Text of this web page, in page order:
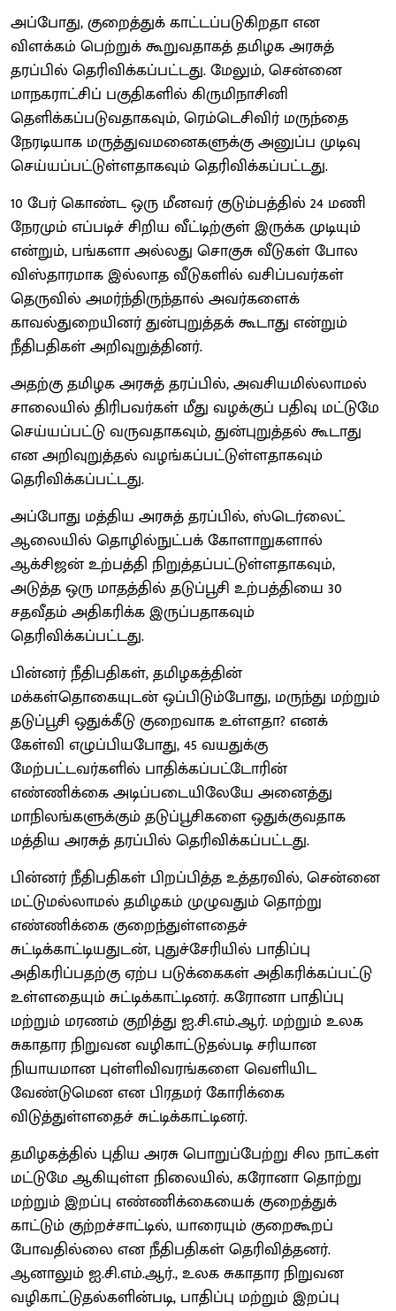
அப்போது, குறைத்துக் காட்டப்படுகிறதா என
விளக்கம் பெற்றுக் கூறுவதாகத் தமிழக அரசுத்
தரப்பில் தெரிவிக்கப்பட்டது. மேலும், சென்னை
மாநகராட்சிப் பகுதிகளில் கிருமிநாசினி
தெளிக்கப்படுவதாகவும், ரெம்டெசிவிர் மருந்தை
நேரடியாக மருத்துவமனைகளுக்கு அனுப்ப முடிவு
செய்யப்பட்டுள்ளதாகவும் தெரிவிக்கப்பட்டது.
10 பேர் கொண்ட ஒரு மீனவர் குடும்பத்தில் 24 மணி
நேரமும் எப்படிச் சிறிய வீட்டிற்குள் இருக்க முடியும்
என்றும், பங்களா அல்லது சொகுசு வீடுகள் போல
விஸ்தாரமாக இல்லாத வீடுகளில் வசிப்பவர்கள்
தெருவில் அமர்ந்திருந்தால் அவர்களைக்
காவல்துறையினர் துன்புறுத்தக் கூடாது என்றும்
நீதிபதிகள் அறிவுறுத்தினர்.
அதற்கு தமிழக அரசுத் தரப்பில், அவசியமில்லாமல்
சாலையில் திரிபவர்கள் மீது வழக்குப் பதிவு மட்டுமே
செய்யப்பட்டு வருவதாகவும், துன்புறுத்தல் கூடாது
என அறிவுறுத்தல் வழங்கப்பட்டுள்ளதாகவும்
தெரிவிக்கப்பட்டது.
அப்போது மத்திய அரசுத் தரப்பில், ஸ்டெர்லைட்
ஆலையில் தொழில்நுட்பக் கோளாறுகளால்
ஆக்சிஜன் உற்பத்தி நிறுத்தப்பட்டுள்ளதாகவும்,
அடுத்த ஒரு மாதத்தில் தடுப்பூசி உற்பத்தியை 30
சதவீதம் அதிகரிக்க இருப்பதாகவும்
தெரிவிக்கப்பட்டது.
பின்னர் நீதிபதிகள், தமிழகத்தின்
மக்கள்தொகையுடன் ஒப்பிடும்போது, மருந்து மற்றும்
தடுப்பூசி ஒதுக்கீடு குறைவாக உள்ளதா? எனக்
கேள்வி எழுப்பியபோது, 45 வயதுக்கு
மேற்பட்டவர்களில் பாதிக்கப்பட்டோரின்
எண்ணிக்கை அடிப்படையிலேயே அனைத்து
மாநிலங்களுக்கும் தடுப்பூசிகளை ஒதுக்குவதாக
மத்திய அரசுத் தரப்பில் தெரிவிக்கப்பட்டது.
பின்னர் நீதிபதிகள் பிறப்பித்த உத்தரவில், சென்னை
மட்டுமல்லாமல் தமிழகம் முழுவதும் தொற்று
எண்ணிக்கை குறைந்துள்ளதைச்
சுட்டிக்காட்டியதுடன், புதுச்சேரியில் பாதிப்பு
அதிகரிப்பதற்கு ஏற்ப படுக்கைகள் அதிகரிக்கப்பட்டு
உள்ளதையும் சுட்டிக்காட்டினர். கரோனா பாதிப்பு
மற்றும் மரணம் குறித்து ஐ.சி.எம்.ஆர். மற்றும் உலக
சுகாதார நிறுவன வழிகாட்டுதல்படி சரியான
நியாயமான புள்ளிவிவரங்களை வெளியிட
வேண்டுமென என பிரதமர் கோரிக்கை
விடுத்துள்ளதைச் சுட்டிக்காட்டினர்.
தமிழகத்தில் புதிய அரசு பொறுப்பேற்று சில நாட்கள்
மட்டுமே ஆகியுள்ள நிலையில், கரோனா தொற்று
மற்றும் இறப்பு எண்ணிக்கையைக் குறைத்துக்
காட்டும் குற்றச்சாட்டில், யாரையும் குறைகூறப்
போவதில்லை என நீதிபதிகள் தெரிவித்தனர்.
ஆனாலும் ஐ.சி.எம்.ஆர்., உலக சுகாதார நிறுவன
வழிகாட்டுதல்களின்படி, பாதிப்பு மற்றும் இறப்பு